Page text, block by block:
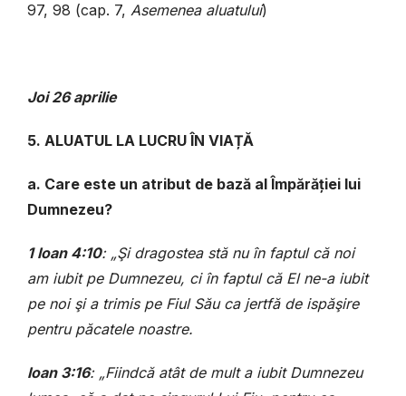
97, 98 (cap. 7, Asemenea aluatului)
Joi26 aprilie
5. ALUATUL LA LUCRU ÎN VIAȚĂ
a. Care este un atribut de bază al Împărăției lui
Dumnezeu?
1 Ioan 4:10: „Şi dragostea stă nu în faptul că noi
am iubit pe Dumnezeu, ci în faptul că El ne-a iubit
pe noi şi a trimis pe Fiul Său ca jertfă de ispăşire
pentru păcatele noastre.
Ioan 3:16: „Fiindcă atât de mult a iubit Dumnezeu